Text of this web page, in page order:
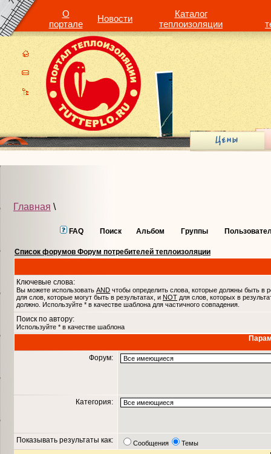
О
портале
Новости
Каталог
теплоизоляции
Главная \
FAQ Поиск Альбом Группы
Список форумов Форум потребителей теплоизоляции
Ключевые слова:
Вы можете использовать AND чтобы определить слова, которые должны быть в
для слов, которые могут быть в результатах, и NOT для слов, которых в
должно. Используйте * в качестве шаблона для частичного совпадения.
Поиск по автору:
Используйте * в качестве шаблона
Форум:
Категория:
Показывать результаты как: Сообщения Темы